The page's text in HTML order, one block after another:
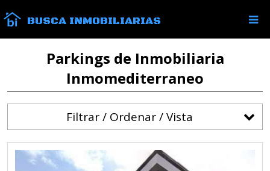
BUSCA INMOBILIARIAS
Parkings de Inmobiliaria
Inmomediterraneo
Filtrar / Ordenar / Vista